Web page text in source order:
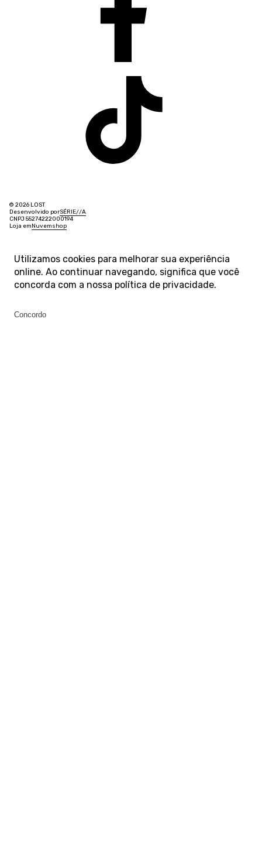
© 2026 LOST
Desenvolvido porSÉRIE//A
CNPJ 55274222000194
Loja em Nuvemshop
Utilizamos cookies para melhorar sua experiência
online. Ao continuar navegando, significa que você
concorda com a nossa política de privacidade.
Concordo